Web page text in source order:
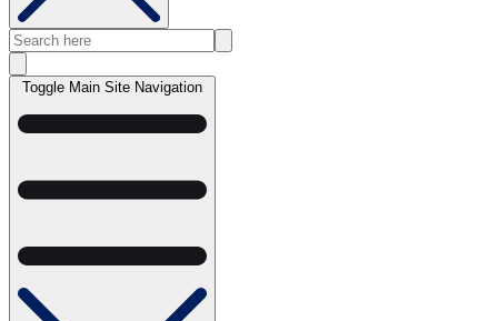
Toggle Main Site Navigation